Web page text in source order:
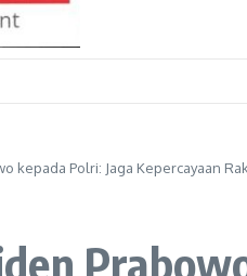
kepada Polri: Jaga Kepercayaan